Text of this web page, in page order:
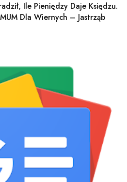
Ile Pieniędzy Daje Księdzu.
Dla Wiernych – Jastrząb